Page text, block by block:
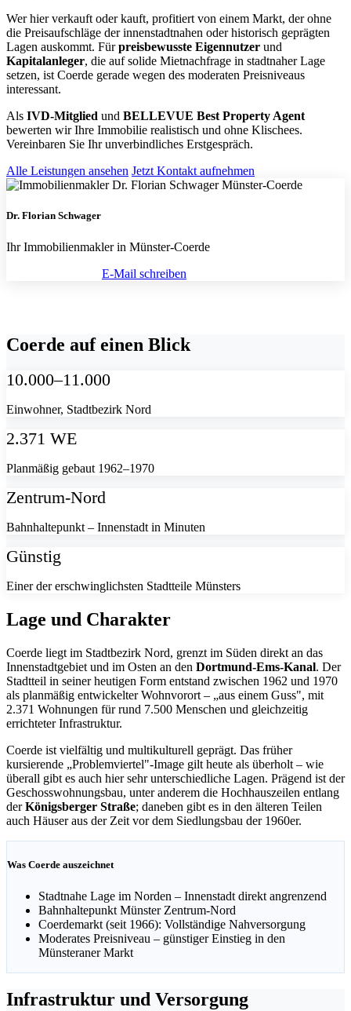
Wer hier verkauft oder kauft, profitiert von einem Markt, der ohne
die Preisaufschläge der innenstadtnahen oder historisch geprägten
Lagen auskommt. Fürpreisbewusste Eigennutzer und
Kapitalanleger, die auf solide Mietnachfrage in stadtnaher Lage
setzen, ist Coerde gerade wegen des moderaten Preisniveaus
interessant.
Als IVD-Mitglied und BELLEVUE Best Property Agent
bewerten wir Ihre Immobilie realistisch und ohne Klischees.
Vereinbaren Sie Ihr unverbindliches Erstgespräch.
Alle Leistungen ansehen Jetzt Kontakt aufnehmen
Dr. Florian Schwager
Ihr Immobilienmakler in Münster-Coerde
E-Mail schreiben
Coerde auf einen Blick
10.000–11.000
Einwohner, Stadtbezirk Nord
2.371 WE
Planmäßig gebaut 1962–1970
Zentrum-Nord
Bahnhaltepunkt – Innenstadt in Minuten
Günstig
Einer der erschwinglichsten Stadtteile Münsters
Lage und Charakter
Coerde liegt im Stadtbezirk Nord, grenzt im Süden direkt an das
Innenstadtgebiet und im Osten an den Dortmund-Ems-Kanal. Der
Stadtteil in seiner heutigen Form entstand zwischen 1962 und 1970
als planmäßig entwickelter Wohnvorort – „aus einem Guss", mit
2.371 Wohnungen für rund 7.500 Menschen und gleichzeitig
errichteter Infrastruktur.
Coerde ist vielfältig und multikulturell geprägt. Das früher
kursierende „Problemviertel"-Image gilt heute als überholt – wie
überall gibt es auch hier sehr unterschiedliche Lagen. Prägend ist der
Geschosswohnungsbau, unter anderem die Hochhauszeilen entlang
derKönigsberger Straße; daneben gibt es in den älteren Teilen
auch Häuser aus der Zeit vor dem Siedlungsbau der 1960er.
Was Coerde auszeichnet
Stadtnahe Lage im Norden – Innenstadt direkt angrenzend
Bahnhaltepunkt Münster Zentrum-Nord
Coerdemarkt (seit 1966): Vollständige Nahversorgung
Moderates Preisniveau – günstiger Einstieg in den
Münsteraner Markt
Infrastruktur und Versorgung